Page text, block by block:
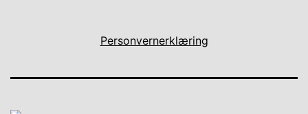
Personvernerklæring